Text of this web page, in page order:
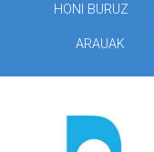
HONI BURUZ
ARAUAK